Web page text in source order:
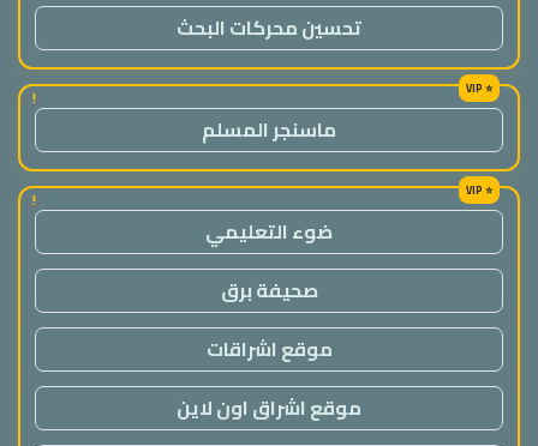
تحسين محركات البحث
!
ماسنجر المسلم
!
ضوء التعليمي
صحيفة برق
موقع اشراقات
موقع اشراق اون لاين